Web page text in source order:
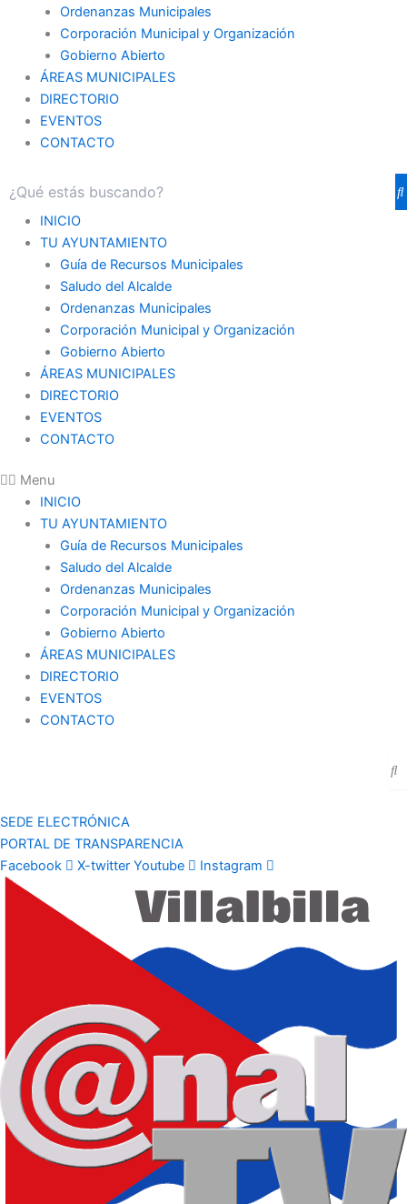
Ordenanzas Municipales
Corporación Municipal y Organización
Gobierno Abierto
ÁREAS MUNICIPALES
DIRECTORIO
EVENTOS
CONTACTO
INICIO
TU AYUNTAMIENTO
Guía de Recursos Municipales
Saludo del Alcalde
Ordenanzas Municipales
Corporación Municipal y Organización
Gobierno Abierto
ÁREAS MUNICIPALES
DIRECTORIO
EVENTOS
CONTACTO
Menu
INICIO
TU AYUNTAMIENTO
Guía de Recursos Municipales
Saludo del Alcalde
Ordenanzas Municipales
Corporación Municipal y Organización
Gobierno Abierto
ÁREAS MUNICIPALES
DIRECTORIO
EVENTOS
CONTACTO
SEDE ELECTRÓNICA
PORTAL DE TRANSPARENCIA
Facebook
X-twitter Youtube Instagram